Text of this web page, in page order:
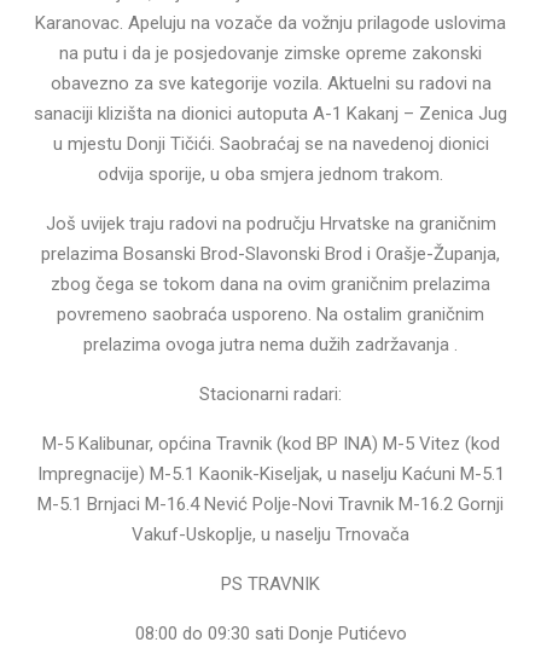
Karanovac. Apeluju na vozače da vožnju prilagode uslovima
na putu i da je posjedovanje zimske opreme zakonski
obavezno za sve kategorije vozila. Aktuelni su radovi na
sanaciji klizišta na dionici autoputa A-1 Kakanj – Zenica Jug
u mjestu Donji Tičići. Saobraćaj se na navedenoj dionici
odvija sporije, u oba smjera jednom trakom.
Još uvijek traju radovi na području Hrvatske na graničnim
prelazima Bosanski Brod-Slavonski Brod i Orašje-Županja,
zbog čega se tokom dana na ovim graničnim prelazima
povremeno saobraća usporeno. Na ostalim graničnim
prelazima ovoga jutra nema dužih zadržavanja .
Stacionarni radari:
M-5 Kalibunar, općina Travnik (kod BP INA) M-5 Vitez (kod
Impregnacije) M-5.1 Kaonik-Kiseljak, u naselju Kaćuni M-5.1
M-5.1 Brnjaci M-16.4 Nević Polje-Novi Travnik M-16.2 Gornji
Vakuf-Uskoplje, u naselju Trnovača
PS TRAVNIK
08:00 do 09:30 sati Donje Putićevo